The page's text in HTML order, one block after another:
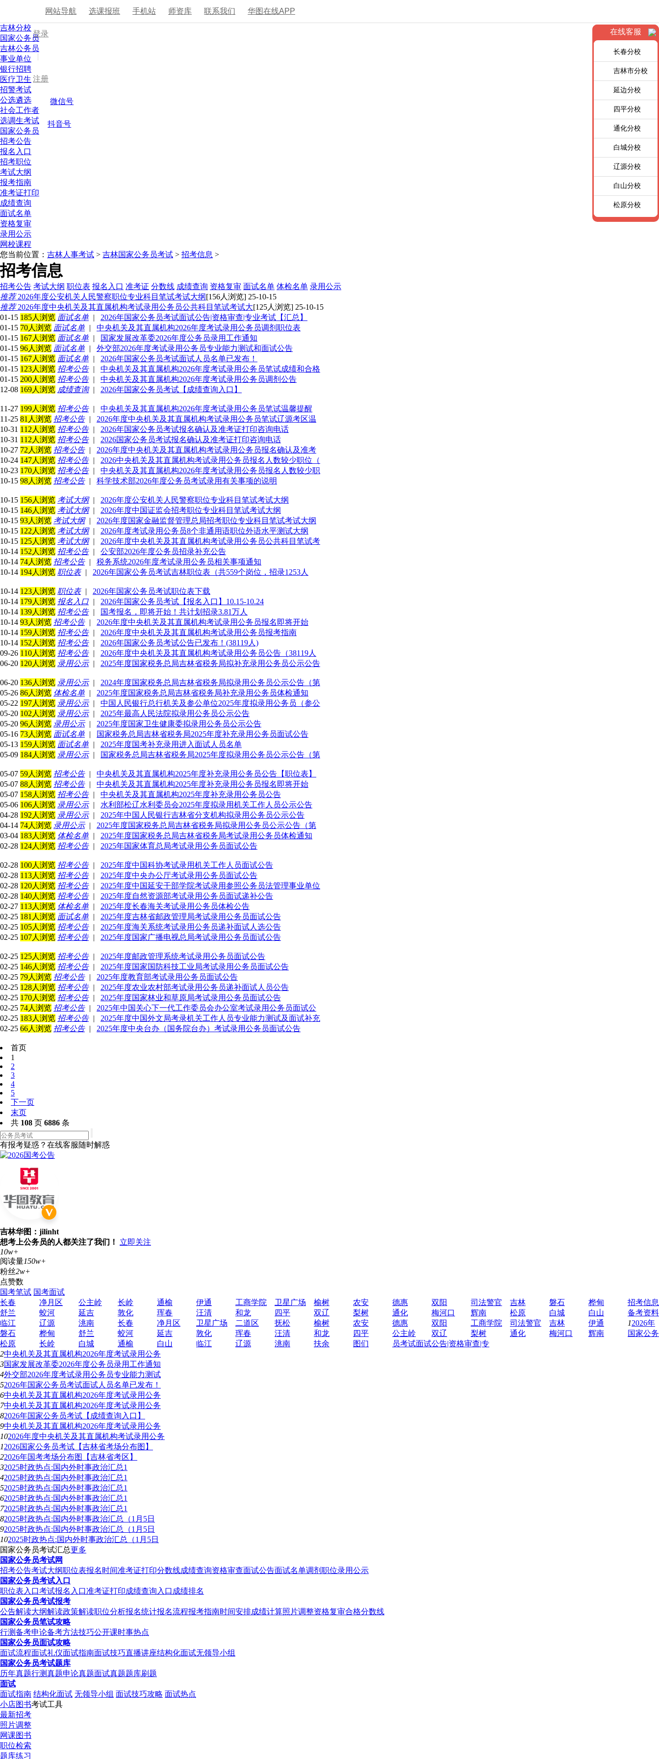
网站导航 选课报班 手机站 师资库 联系我们 华图在线APP
登录
|
注册
微信号
抖音号
吉林分校
国家公务员
吉林公务员
事业单位
银行招聘
医疗卫生
招警考试
公选遴选
社会工作者
选调生考试
国家公务员
招考公告
报名入口
招考职位
考试大纲
报考指南
准考证打印
成绩查询
面试名单
资格复审
录用公示
网校课程
您当前位置： 吉林人事考试 > 吉林国家公务员考试 > 招考信息 >
招考信息
招考公告 考试大纲 职位表 报名入口 准考证 分数线 成绩查询 资格复审 面试名单 体检名单 录用公示
推荐2026年度公安机关人民警察职位专业科目笔试考试大纲[156人浏览] 25-10-15
推荐2026年度中央机关及其直属机构考试录用公务员公共科目笔试考试大[125人浏览] 25-10-15
01-15 185人浏览 面试名单 |
2026年国家公务员考试面试公告|资格审查|专业考试【汇总】
01-15 70人浏览 面试名单 |
中央机关及其直属机构2026年度考试录用公务员调剂职位表
01-15 167人浏览 面试名单 |
国家发展改革委2026年度公务员录用工作通知
01-15 96人浏览 面试名单 |
外交部2026年度考试录用公务员专业能力测试和面试公告
01-15 167人浏览 面试名单 |
2026年国家公务员考试面试人员名单已发布！
01-15 123人浏览 招考公告|
中央机关及其直属机构2026年度考试录用公务员笔试成绩和合格
01-15 200人浏览 招考公告|
中央机关及其直属机构2026年度考试录用公务员调剂公告
12-08 169人浏览 成绩查询| 2026年国家公务员考试【成绩查询入口】
11-27 199人浏览 招考公告|
中央机关及其直属机构2026年度考试录用公务员笔试温馨提醒
11-25 81人浏览 招考公告|
2026年度中央机关及其直属机构考试录用公务员笔试辽源考区温
10-31 112人浏览 招考公告|
2026年国家公务员考试报名确认及准考证打印咨询电话
10-31 112人浏览 招考公告|
2026国家公务员考试报名确认及准考证打印咨询电话
10-27 72人浏览 招考公告|
2026年度中央机关及其直属机构考试录用公务员报名确认及准考
10-24 147人浏览 招考公告|
2026中央机关及其直属机构考试录用公务员报名人数较少职位（
10-23 170人浏览 招考公告|
中央机关及其直属机构2026年度考试录用公务员报名人数较少职
10-15 98人浏览 招考公告| 科学技术部2026年度公务员考试录用有关事项的说明
10-15 156人浏览 考试大纲|
2026年度公安机关人民警察职位专业科目笔试考试大纲
10-15 146人浏览 考试大纲|
2026年度中国证监会招考职位专业科目笔试考试大纲
10-15 93人浏览 考试大纲|
2026年度国家金融监督管理总局招考职位专业科目笔试考试大纲
10-15 122人浏览 考试大纲|
2026年度考试录用公务员8个非通用语职位外语水平测试大纲
10-15 125人浏览 考试大纲|
2026年度中央机关及其直属机构考试录用公务员公共科目笔试考
10-14 152人浏览 招考公告|
公安部2026年度公务员招录补充公告
10-14 74人浏览 招考公告|
税务系统2026年度考试录用公务员相关事项通知
10-14 194人浏览 职位表| 2026年国家公务员考试吉林职位表（共559个岗位，招录1253人
10-14 123人浏览 职位表|
2026年国家公务员考试职位表下载
10-14 179人浏览 报名入口 |
2026年国家公务员考试【报名入口】10.15-10.24
10-14 139人浏览 招考公告|
国考报名，即将开始！共计划招录3.81万人
10-14 93人浏览 招考公告|
2026年度中央机关及其直属机构考试录用公务员报名即将开始
10-14 159人浏览 招考公告|
2026年度中央机关及其直属机构考试录用公务员报考指南
10-14 152人浏览 招考公告|
2026年国家公务员考试公告已发布！(38119人)
09-26 110人浏览 招考公告|
2026年度中央机关及其直属机构考试录用公务员公告（38119人
06-20 120人浏览 录用公示| 2025年度国家税务总局吉林省税务局拟补充录用公务员公示公告
06-20 136人浏览 录用公示|
2024年度国家税务总局吉林省税务局拟录用公务员公示公告（第
05-26 86人浏览 体检名单 |
2025年度国家税务总局吉林省税务局补充录用公务员体检通知
05-22 197人浏览 录用公示|
中国人民银行总行机关及参公单位2025年度拟录用公务员（参公
05-20 102人浏览 录用公示|
2025年最高人民法院拟录用公务员公示公告
05-20 96人浏览 录用公示|
2025年度国家卫生健康委拟录用公务员公示公告
05-16 73人浏览 面试名单 |
国家税务总局吉林省税务局2025年度补充录用公务员面试公告
05-13 159人浏览 面试名单 |
2025年度国考补充录用进入面试人员名单
05-09 184人浏览 录用公示| 国家税务总局吉林省税务局2025年度拟录用公务员公示公告（第
05-07 59人浏览 招考公告|
中央机关及其直属机构2025年度补充录用公务员公告【职位表】
05-07 88人浏览 招考公告|
中央机关及其直属机构2025年度补充录用公务员报名即将开始
05-07 158人浏览 招考公告|
中央机关及其直属机构2025年度补充录用公务员公告
05-06 106人浏览 录用公示|
水利部松辽水利委员会2025年度拟录用机关工作人员公示公告
04-28 192人浏览 录用公示|
2025年中国人民银行吉林省分支机构拟录用公务员公示公告
04-14 74人浏览 录用公示|
2025年度国家税务总局吉林省税务局拟录用公务员公示公告（第
03-04 183人浏览 体检名单 |
2025年度国家税务总局吉林省税务局考试录用公务员体检通知
02-28 124人浏览 招考公告| 2025年国家体育总局考试录用公务员面试公告
02-28 100人浏览 招考公告|
2025年度中国科协考试录用机关工作人员面试公告
02-28 113人浏览 招考公告|
2025年度中央办公厅考试录用公务员面试公告
02-28 120人浏览 招考公告|
2025年度中国延安干部学院考试录用参照公务员法管理事业单位
02-28 140人浏览 招考公告|
2025年度自然资源部考试录用公务员面试递补公告
02-27 113人浏览 体检名单 |
2025年度长春海关考试录用公务员体检公告
02-25 181人浏览 面试名单 |
2025年度吉林省邮政管理局考试录用公务员面试公告
02-25 105人浏览 招考公告|
2025年度海关系统考试录用公务员递补面试人选公告
02-25 107人浏览 招考公告| 2025年度国家广播电视总局考试录用公务员面试公告
02-25 125人浏览 招考公告|
2025年度邮政管理系统考试录用公务员面试公告
02-25 146人浏览 招考公告|
2025年度国家国防科技工业局考试录用公务员面试公告
02-25 79人浏览 招考公告|
2025年度教育部考试录用公务员面试公告
02-25 128人浏览 招考公告|
2025年度农业农村部考试录用公务员递补面试人员公告
02-25 170人浏览 招考公告|
2025年度国家林业和草原局考试录用公务员面试公告
02-25 74人浏览 招考公告|
2025年中国关心下一代工作委员会办公室考试录用公务员面试公
02-25 183人浏览 招考公告|
2025年度中国外文局考录机关工作人员专业能力测试及面试补充
02-25 66人浏览 招考公告| 2025年度中央台办（国务院台办）考试录用公务员面试公告
首页
1
2
3
4
5
下一页
末页
共 108 页 6886 条
有报考疑惑？在线客服随时解惑
吉林华图：jilinht
想考上公务员的人都关注了我们！
立即关注
10w+
阅读量150w+
粉丝2w+
点赞数
国考笔试 国考面试
长春
净月区 公主岭 长岭 通榆 伊通 工商学院 卫星广场 榆树 农安 德惠 双阳 司法警官 吉林 磐石
桦甸
舒兰
蛟河 延吉 敦化 珲春 汪清 和龙 四平 双辽 梨树 通化 梅河口 辉南 松原 白城
白山
临江
辽源 洮南 长春 净月区 卫星广场 二道区 抚松 榆树 农安 德惠 双阳 工商学院 司法警官 吉林
伊通
磐石
桦甸 舒兰 蛟河 延吉 敦化 珲春 汪清 和龙 四平 公主岭 双辽 梨树 通化 梅河口
辉南
松原
长岭 白城 通榆 白山 临江 辽源 洮南 扶余 图们
招考信息
备考资料
12026年
国家公务
员考试面试公告|资格审查|专
2中央机关及其直属机构2026年度考试录用公务
3国家发展改革委2026年度公务员录用工作通知
4外交部2026年度考试录用公务员专业能力测试
52026年国家公务员考试面试人员名单已发布！
6中央机关及其直属机构2026年度考试录用公务
7中央机关及其直属机构2026年度考试录用公务
82026年国家公务员考试【成绩查询入口】
9中央机关及其直属机构2026年度考试录用公务
102026年度中央机关及其直属机构考试录用公务
12026国家公务员考试【吉林省考场分布图】
22026年国考考场分布图【吉林省考区】
32025时政热点:国内外时事政治汇总1
42025时政热点:国内外时事政治汇总1
52025时政热点:国内外时事政治汇总1
62025时政热点:国内外时事政治汇总1
72025时政热点:国内外时事政治汇总1
82025时政热点:国内外时事政治汇总（1月5日
92025时政热点:国内外时事政治汇总（1月5日
102025时政热点:国内外时事政治汇总（1月5日
国家公务员考试汇总更多
国家公务员考试网
招考公告考试大纲职位表报名时间准考证打印分数线成绩查询资格审查面试公告面试名单调剂职位录用公示
国家公务员考试入口
职位表入口考试报名入口准考证打印成绩查询入口 成绩排名
国家公务员考试报考
公告解读大纲解读政策解读职位分析报名统计报名流程报考指南时间安排成绩计算照片调整资格复审合格分数线
国家公务员笔试攻略
行测备考申论备考方法技巧公开课时事热点
国家公务员面试攻略
面试流程面试礼仪面试指南面试技巧直播讲座结构化面试无领导小组
国家公务员考试题库
历年真题行测真题申论真题面试真题题库刷题
面试
面试指南 结构化面试 无领导小组 面试技巧攻略 面试热点
小店图书考试工具
最新招考
照片调整
网课图书
职位检索
题库练习
在线客服
长春分校
吉林市分校
延边分校
四平分校
通化分校
白城分校
辽源分校
白山分校
松原分校